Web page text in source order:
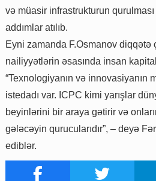
və müasir infrastrukturun
addımlar atılıb.
Eyni zamanda F.Osmanov diqqətə
nailiyyətlərin əsasında insan
“Texnologiyanın və innovasiyanın
istedadı var. ICPC kimi yarışlar
beyinlərini bir araya gətirir və
gələcəyin qurucularıdır”, – deyə
ediblər.